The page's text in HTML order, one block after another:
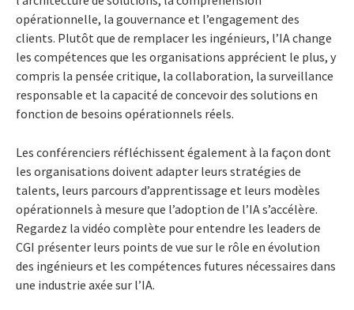
opérationnelle, la gouvernance et l’engagement des
clients. Plutôt que de remplacer les ingénieurs, l’IA change
les compétences que les organisations apprécient le plus, y
compris la pensée critique, la collaboration, la surveillance
responsable et la capacité de concevoir des solutions en
fonction de besoins opérationnels réels.
Les conférenciers réfléchissent également à la façon dont
les organisations doivent adapter leurs stratégies de
talents, leurs parcours d’apprentissage et leurs modèles
opérationnels à mesure que l’adoption de l’IA s’accélère.
Regardez la vidéo complète pour entendre les leaders de
CGI présenter leurs points de vue sur le rôle en évolution
des ingénieurs et les compétences futures nécessaires dans
une industrie axée sur l’IA.